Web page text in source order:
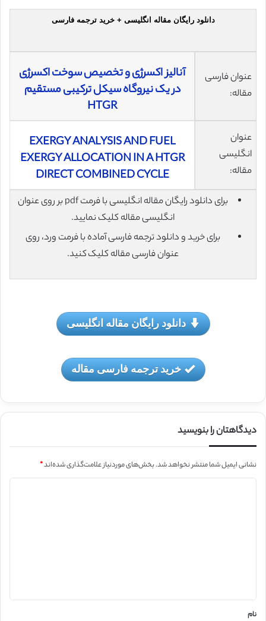
دانلود رایگان مقاله انگلیسی + خرید ترجمه فارسی
عنوان فارسی
مقاله:
آنالیز اکسرژی و تخصیص سوخت اکسرژی
در یک نیروگاه سیکل ترکیبی مستقیم
HTGR
عنوان
انگلیسی
مقاله:
EXERGY ANALYSIS AND FUEL
EXERGY ALLOCATION IN A HTGR
DIRECT COMBINED CYCLE
برای دانلود رایگان مقاله انگلیسی با فرمت pdf بر روی عنوان
انگلیسی مقاله کلیک نمایید.
برای خرید و دانلود ترجمه فارسی آماده با فرمت ورد، روی
عنوان فارسی مقاله کلیک کنید.
دانلود رایگان مقاله انگلیسی
خرید ترجمه فارسی مقاله
دیدگاهتان را بنویسید
نشانی ایمیل شما منتشر نخواهد شد.بخش‌های موردنیاز علامت‌گذاری شده‌اند*
نام